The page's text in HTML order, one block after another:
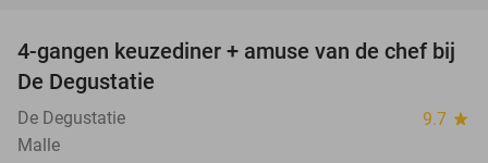
46%
4-gangen keuzediner + amuse van de chef bij
De Degustatie
De Degustatie 9.7 star
Malle